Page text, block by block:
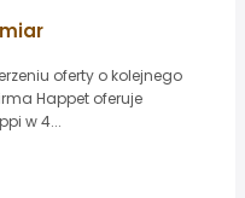
oferty o kolejnego
Happet oferuje
w 4...